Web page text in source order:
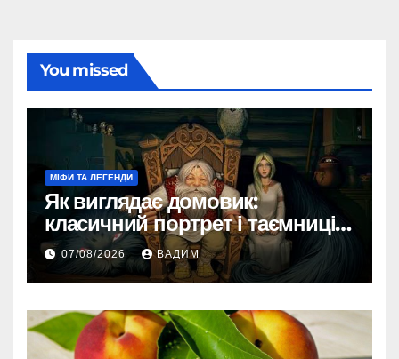
You missed
МІФИ ТА ЛЕГЕНДИ
Як виглядає домовик:
класичний портрет і таємниці
зовнішності
07/08/2026 ВАДИМ